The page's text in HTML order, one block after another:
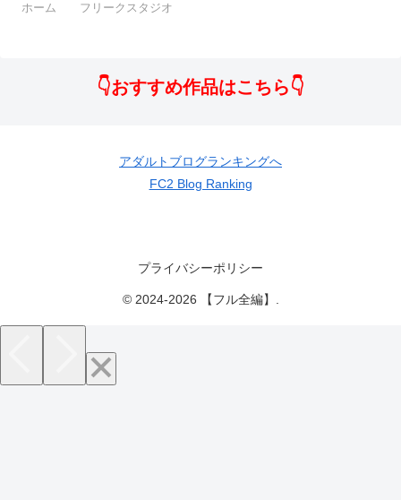
ホーム フリークスタジオ
👇おすすめ作品はこちら👇
アダルトブログランキングへ
FC2 Blog Ranking
プライバシーポリシー
© 2024-2026 【フル全編】.